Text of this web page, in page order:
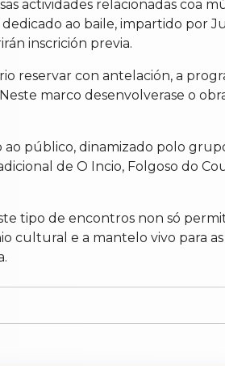
actividades relacionadas coa
ao baile, impartido por
inscrición previa.
reservar con antelación, a
marco desenvolverase o
público, dinamizado polo
de O Incio, Folgoso do
tipo de encontros non só
cultural e a mantelo vivo para